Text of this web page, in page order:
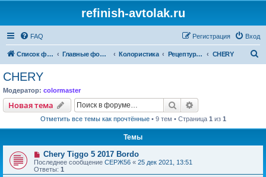
refinish-avtolak.ru
FAQ Вход
Регистрация
Список форумов Главные форумы Колористика Рецептуры участников (архив) CHERY
CHERY
Модератор: colormaster
Новая тема Поиск
Отметить все темы как прочтённые• 9 тем • Страница 1 из 1
Темы
Сhery Tiggo 5 2017 Bordo
Последнее сообщение СЕРЖ56 « 25 дек 2021, 13:51
Ответы: 1